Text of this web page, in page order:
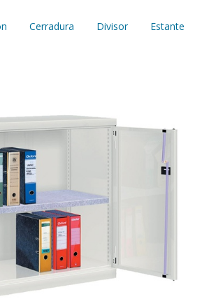
Cerradura Divisor Estante